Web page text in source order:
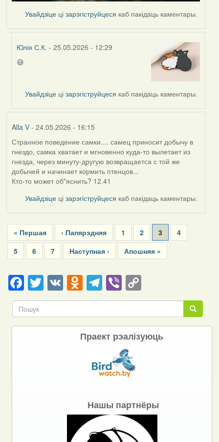
Увайдзіце цізарэгіструйцеся каб пакідаць каментары.
Юлія С.К. - 25.05.2026 - 12:29
In
nasta
😅
Увайдзіце цізарэгіструйцеся каб пакідаць каментары.
Alla V- 24.05.2026 - 16:15
Странное поведение самки.... самец приносит добычу в
гнездо, самка хватает и мгновенно куда-то вылетает из
гнезда, через минуту-другую возвращаетса с той же
добычей и начинает кормить птенцов...
Кто-то может об"яснить? 12.41
Увайдзіце цізарэгіструйцеся каб пакідаць каментары.
Pagination
First
page
« Першая
Previous
page
‹ Папярэдняя Page
1 Page
2
Current
page
3 Page
4
Page
5 Page
6 Page
7
Next
page
Наступная ›
Last
page
Апошняя »
Facebook
Twitter
VKOdnoklassniki
Telegram
ViberCopy
Link Пошук
Пошук
Праект рэалізуюць
Нашы партнёры